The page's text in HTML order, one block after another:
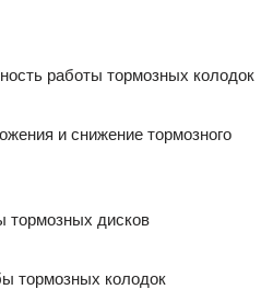
работы тормозных колодок
и снижение тормозного
тормозных дисков
тормозных колодок